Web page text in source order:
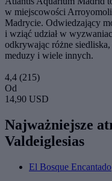
w miejscowości
Madrycie. Odwiedzający
i wziąć udział w
odkrywając różne
meduzy i wiele innych.
4,4 (215)
Od
14,90 USD
Najważniejsze
Valdeiglesias
El Bosque Encantado